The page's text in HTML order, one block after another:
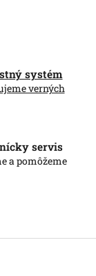
systém
verných
servis
a pomôžeme